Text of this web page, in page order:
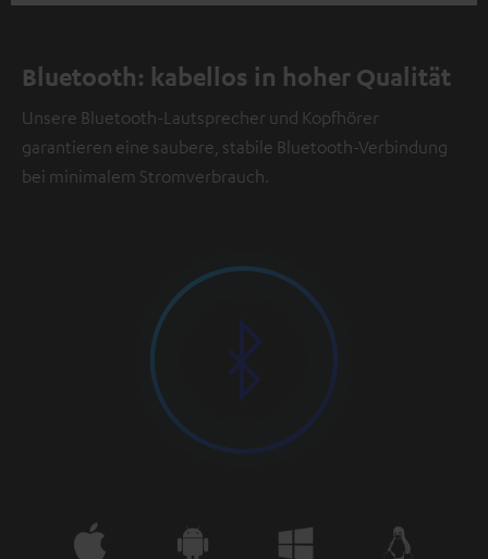
Bluetooth: kabellos in hoher Qualität
Unsere Bluetooth-Lautsprecher und Kopfhörer
garantieren eine saubere, stabile Bluetooth-Verbindung
bei minimalem Stromverbrauch.